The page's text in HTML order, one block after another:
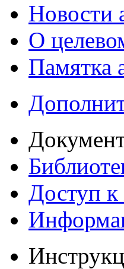
Новости
О
Памятка
Доступ